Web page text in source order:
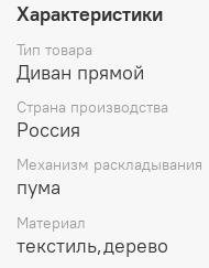
подушки сидения и
Характеристики
Тип товара
Диван прямой
Страна производства
Россия
Механизм раскладывания
пума
Материал
текстиль,дерево